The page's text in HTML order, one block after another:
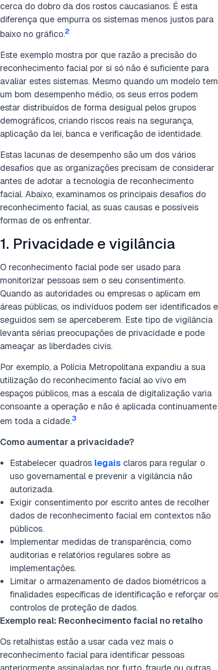
cerca do dobro da dos rostos caucasianos. É esta
diferença que empurra os sistemas menos justos para
baixo no gráfico.2
Este exemplo mostra por que razão a precisão do
reconhecimento facial por si só não é suficiente para
avaliar estes sistemas. Mesmo quando um modelo tem
um bom desempenho médio, os seus erros podem
estar distribuídos de forma desigual pelos grupos
demográficos, criando riscos reais na segurança,
aplicação da lei, banca e verificação de identidade.
Estas lacunas de desempenho são um dos vários
desafios que as organizações precisam de considerar
antes de adotar a tecnologia de reconhecimento
facial. Abaixo, examinamos os principais desafios do
reconhecimento facial, as suas causas e possíveis
formas de os enfrentar.
1. Privacidade e vigilância
O reconhecimento facial pode ser usado para
monitorizar pessoas sem o seu consentimento.
Quando as autoridades ou empresas o aplicam em
áreas públicas, os indivíduos podem ser identificados e
seguidos sem se aperceberem. Este tipo de vigilância
levanta sérias preocupações de privacidade e pode
ameaçar as liberdades civis.
Por exemplo, a Polícia Metropolitana expandiu a sua
utilização do reconhecimento facial ao vivo em
espaços públicos, mas a escala de digitalização varia
consoante a operação e não é aplicada continuamente
em toda a cidade.3
Como aumentar a privacidade?
Estabelecer quadros legais claros para regular o
uso governamental e prevenir a vigilância não
autorizada.
Exigir consentimento por escrito antes de recolher
dados de reconhecimento facial em contextos não
públicos.
Implementar medidas de transparência, como
auditorias e relatórios regulares sobre as
implementações.
Limitar o armazenamento de dados biométricos a
finalidades específicas de identificação e reforçar os
controlos de proteção de dados.
Exemplo real: Reconhecimento facial no retalho
Os retalhistas estão a usar cada vez mais o
reconhecimento facial para identificar pessoas